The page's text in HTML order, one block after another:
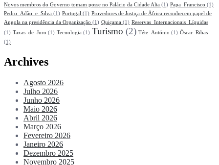
Novos membros do Governo tomam posse no Palácio da Cidade Alta (1) Papa_Francisco (1)
Pedro_Adão_e_Silva (1) Portugal (1) Provedores de Justiça de África reconhecem papel de
Angola na presidência da Organização (1) Quiçama (1) Reservas_Internacionais_Líquidas
(1) Taxas_de_Juro (1) Tecnologia (1) Turismo (2) Téte_António (1) Óscar_Ribas
(1)
Archives
Agosto 2026
Julho 2026
Junho 2026
Maio 2026
Abril 2026
Março 2026
Fevereiro 2026
Janeiro 2026
Dezembro 2025
Novembro 2025